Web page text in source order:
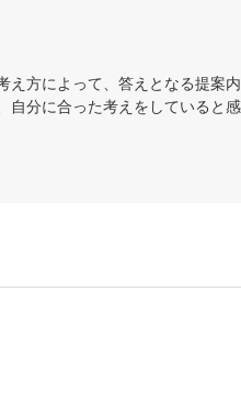
え方によって、答えとなる提案
自分に合った考えをしていると